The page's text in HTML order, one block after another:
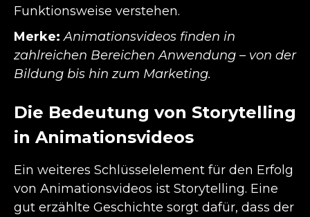
Funktionsweise verstehen.
Merke: Animationsvideos finden in
zahlreichen Bereichen Anwendung – von der
Bildung bis hin zum Marketing.
Die Bedeutung von Storytelling
in Animationsvideos
Ein weiteres Schlüsselelement für den Erfolg
von Animationsvideos ist Storytelling. Eine
gut erzählte Geschichte sorgt dafür, dass der